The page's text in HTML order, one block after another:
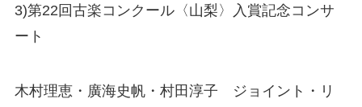
3)第22回古楽コンクール〈山梨〉入賞記念コンサ
ート
木村理恵・廣海史帆・村田淳子 ジョイント・リ